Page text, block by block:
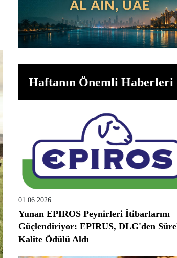
Haftanın Önemli Haberleri
01.06.2026
Yunan EPIROS Peynirleri İtibarlarını
Güçlendiriyor: EPIRUS, DLG'den
Kalite Ödülü Aldı